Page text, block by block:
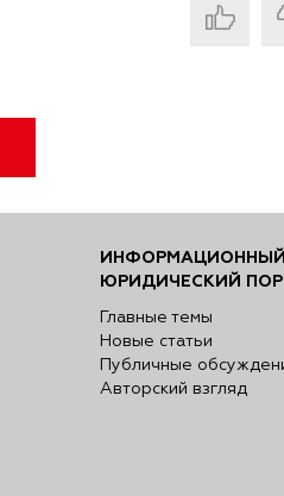
ИНФОРМАЦИОННЫЙ
ЮРИДИЧЕСКИЙ
Главные темы
Новые статьи
Публичные
Авторский взгляд